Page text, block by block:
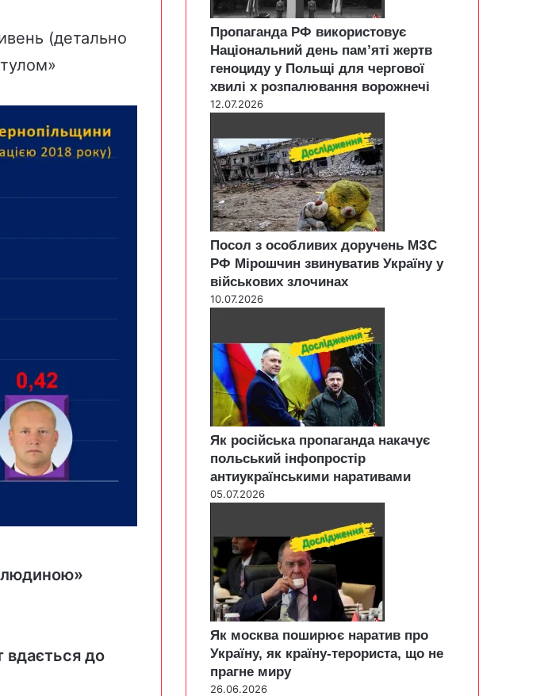
(детально
людиною»
вдається до
Пропаганда РФ використовує
Національний день пам’яті жертв
геноциду у Польщі для чергової
хвилі х розпалювання ворожнечі
12.07.2026
Посол з особливих доручень МЗС
РФ Мірошчин звинуватив Україну у
військових злочинах
10.07.2026
Як російська пропаганда накачує
польський інфопростір
антиукраїнськими наративами
05.07.2026
Як москва поширює наратив про
Україну, як країну-терориста, що не
прагне миру
26.06.2026